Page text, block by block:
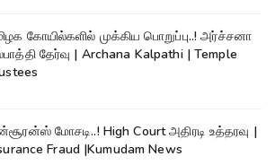
கோயில்களில் முக்கிய பொறுப்பு..! அர்ச்சனா
தேர்வு | Archana Kalpathi | Temple
மோசடி..! High Court அதிரடி உத்தரவு |
Fraud |Kumudam News